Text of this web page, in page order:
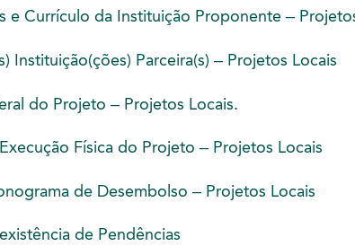
e Currículo da Instituição Proponente –
Instituição(ções) Parceira(s) – Projetos Locais
do Projeto – Projetos Locais.
Física do Projeto – Projetos Locais
de Desembolso – Projetos Locais
de Pendências